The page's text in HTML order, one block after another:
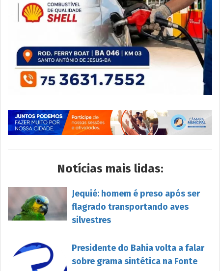
Notícias mais lidas:
Jequié: homem é preso após ser
flagrado transportando aves
silvestres
Presidente do Bahia volta a falar
sobre grama sintética na Fonte